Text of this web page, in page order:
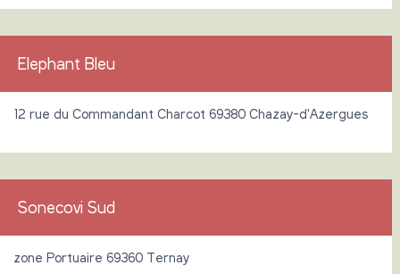
Elephant Bleu
12 rue du Commandant Charcot 69380 Chazay-d'Azergues
Sonecovi Sud
zone Portuaire 69360 Ternay